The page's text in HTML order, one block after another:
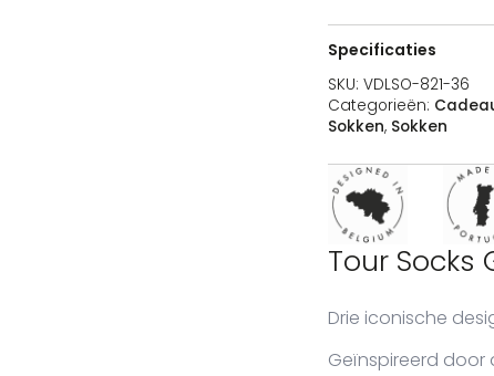
Specificaties
SKU: VDLSO-821-36
Categorieën:
Sokken, Sokken
Tour Socks
Drie iconische
Geïnspireerd